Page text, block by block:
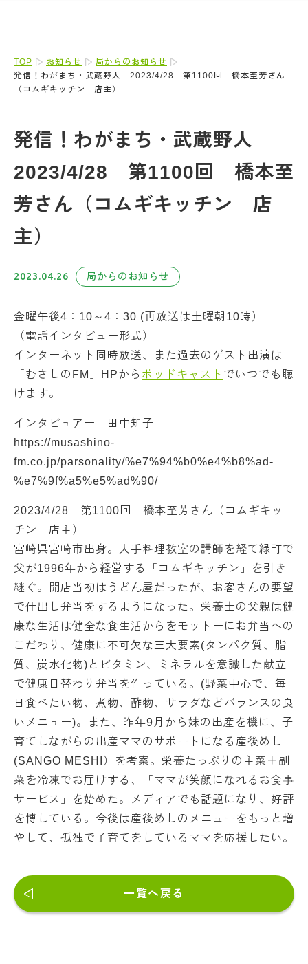
TOP お知らせ
局からのお知らせ
発信！わがまち・武蔵野人 2023/4/28 第1100回 橋本至芳さん
（コムギキッチン 店主）
発信！わがまち・武蔵野人
2023/4/28 第1100回 橋本至
芳さん（コムギキッチン 店
主）
2023.04.26 局からのお知らせ
金曜午後4：10～4：30 (再放送は土曜朝10時）
（電話インタビュー形式）
インターネット同時放送、また過去のゲスト出演は
「むさしのFM」HPから ポッドキャスト でいつでも聴
けます。
インタビュアー 田中知子
https://musashino-
fm.co.jp/parsonality/%e7%94%b0%e4%b8%ad-
%e7%9f%a5%e5%ad%90/
2023/4/28 第1100回 橋本至芳さん（コムギキッ
チン 店主）
宮崎県宮崎市出身。大手料理教室の講師を経て緑町で
父が1996年から経営する「コムギキッチン」を引き
継ぐ。開店当初はうどん屋だったが、お客さんの要望
で仕出し弁当をするようになった。栄養士の父親は健
康な生活は健全な食生活からをモットーにお弁当への
こだわり、健康に不可欠な三大要素(タンパク質、脂
質、炭水化物)とビタミン、ミネラルを意識した献立
で健康日替わり弁当を作っている。(野菜中心で、毎
日食べたい物、煮物、酢物、サラダなどバランスの良
いメニュー)。また、昨年9月から妹の出産を機に、子
育てしながらの出産ママのサポートになる産後めし
(SANGO MESHI）を考案。栄養たっぷりの主菜＋副
菜を冷凍でお届けする、「ママが笑顔になれるお食事
サービス」を始めた。メディアでも話題になり、好評
を博している。今後は産後めしのメニューをもっと増
やして、孤独で子育てをしているママを応援したい。
一覧へ戻る